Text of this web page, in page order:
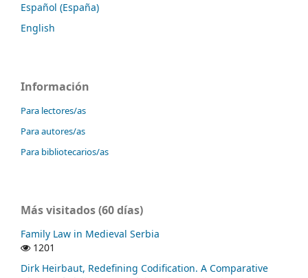
Español (España)
English
Información
Para lectores/as
Para autores/as
Para bibliotecarios/as
Más visitados (60 días)
Family Law in Medieval Serbia
1201
Dirk Heirbaut, Redefining Codification. A Comparative